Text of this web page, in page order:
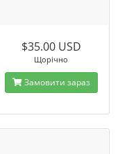
$35.00 USD
Щорічно
Замовити зараз